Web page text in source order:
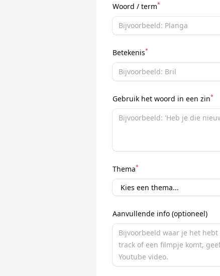
Woord / term*
Betekenis*
Gebruik het woord in een zin*
Thema*
Aanvullende info (optioneel)